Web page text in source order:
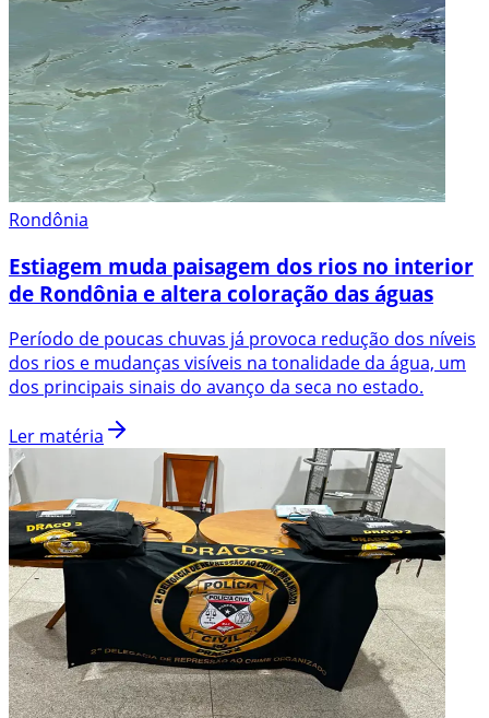
Rondônia
Estiagem muda paisagem dos rios no interior
de Rondônia e altera coloração das águas
Período de poucas chuvas já provoca redução dos níveis
dos rios e mudanças visíveis na tonalidade da água, um
dos principais sinais do avanço da seca no estado.
Ler matéria